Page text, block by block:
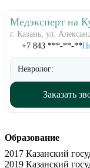
Медэксперт на
г. Казань, ул.
+7 843 ***-**-**
Невролог:
Заказать
Образование
2017 Казанский
2019 Казанский